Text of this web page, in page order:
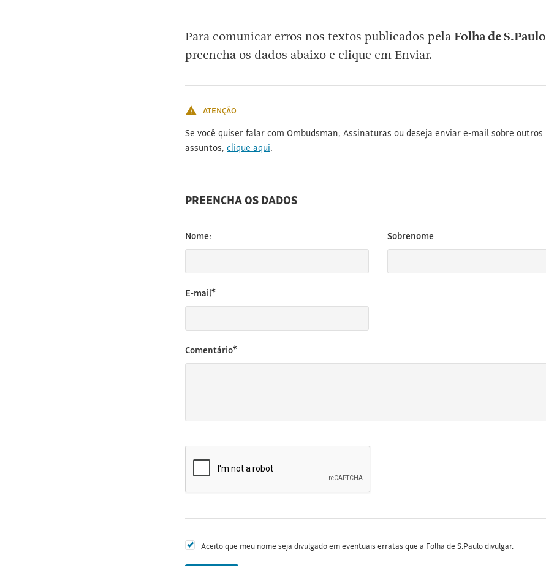
Para comunicar erros nos textos publicados pelaFolha de S.Paulo
preencha os dados abaixo e clique em Enviar.
ATENÇÃO
Se você quiser falar com Ombudsman, Assinaturas ou deseja enviar e-mail sobre outros
assuntos, clique aqui.
PREENCHA OS DADOS
Nome: Sobrenome
E-mail*
Comentário*
Aceito que meu nome seja divulgado em eventuais erratas que a Folha de S.Paulo divulgar.